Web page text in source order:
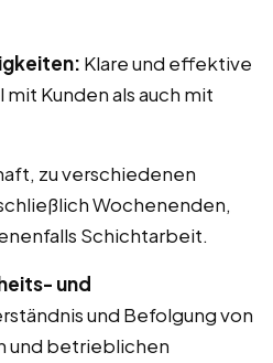
Klare und effektive
Kunden als auch mit
zu verschiedenen
Wochenenden,
Schichtarbeit.
und
und Befolgung von
und betrieblichen